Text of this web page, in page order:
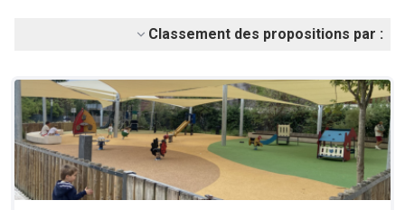
Classement des propositions par :